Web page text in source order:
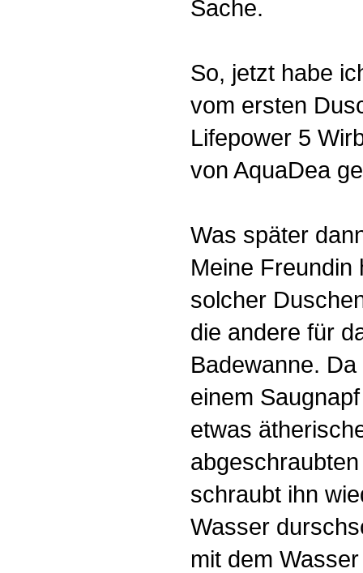
Sache.
So, jetzt habe
vom ersten
Lifepower 5
von AquaDea
Was später
Meine Freundin
solcher
die andere für
Badewanne.
einem
etwas
schraubt ihn
Wasser
mit dem